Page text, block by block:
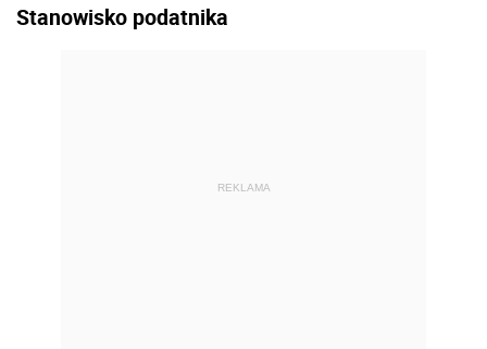
Stanowisko podatnika
REKLAMA